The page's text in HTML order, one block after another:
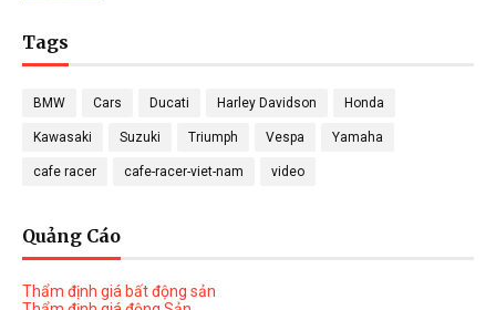
Tags
BMW Cars Ducati Harley Davidson Honda
Kawasaki Suzuki Triumph Vespa Yamaha
cafe racer cafe-racer-viet-nam video
Quảng Cáo
Thẩm định giá bất động sản